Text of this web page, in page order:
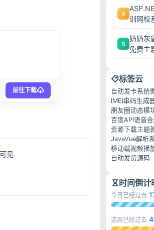
前往下载
见
4
训网校
5
奶奶灰
免费主
标签云
自动发卡系统
IMEI串码生成
朋友圈动态模
百度API语音
资源下载主题
JavaVue解析
移动端视频播
自动发货源码
时间倒计
今日已经过去
这周已经过去 4